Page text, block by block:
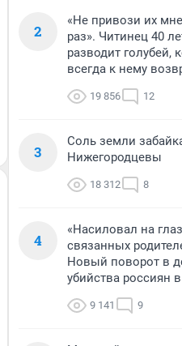
2
«Не привози их
раз». Читинец 40
разводит голубей,
всегда к нему
19 856 12
3
Соль земли
Нижегородцевы
18 312 8
4
«Насиловал на
связанных
Новый поворот в
убийства россиян
9 141 9